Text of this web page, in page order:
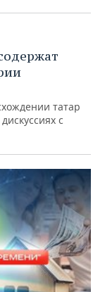
татар
с